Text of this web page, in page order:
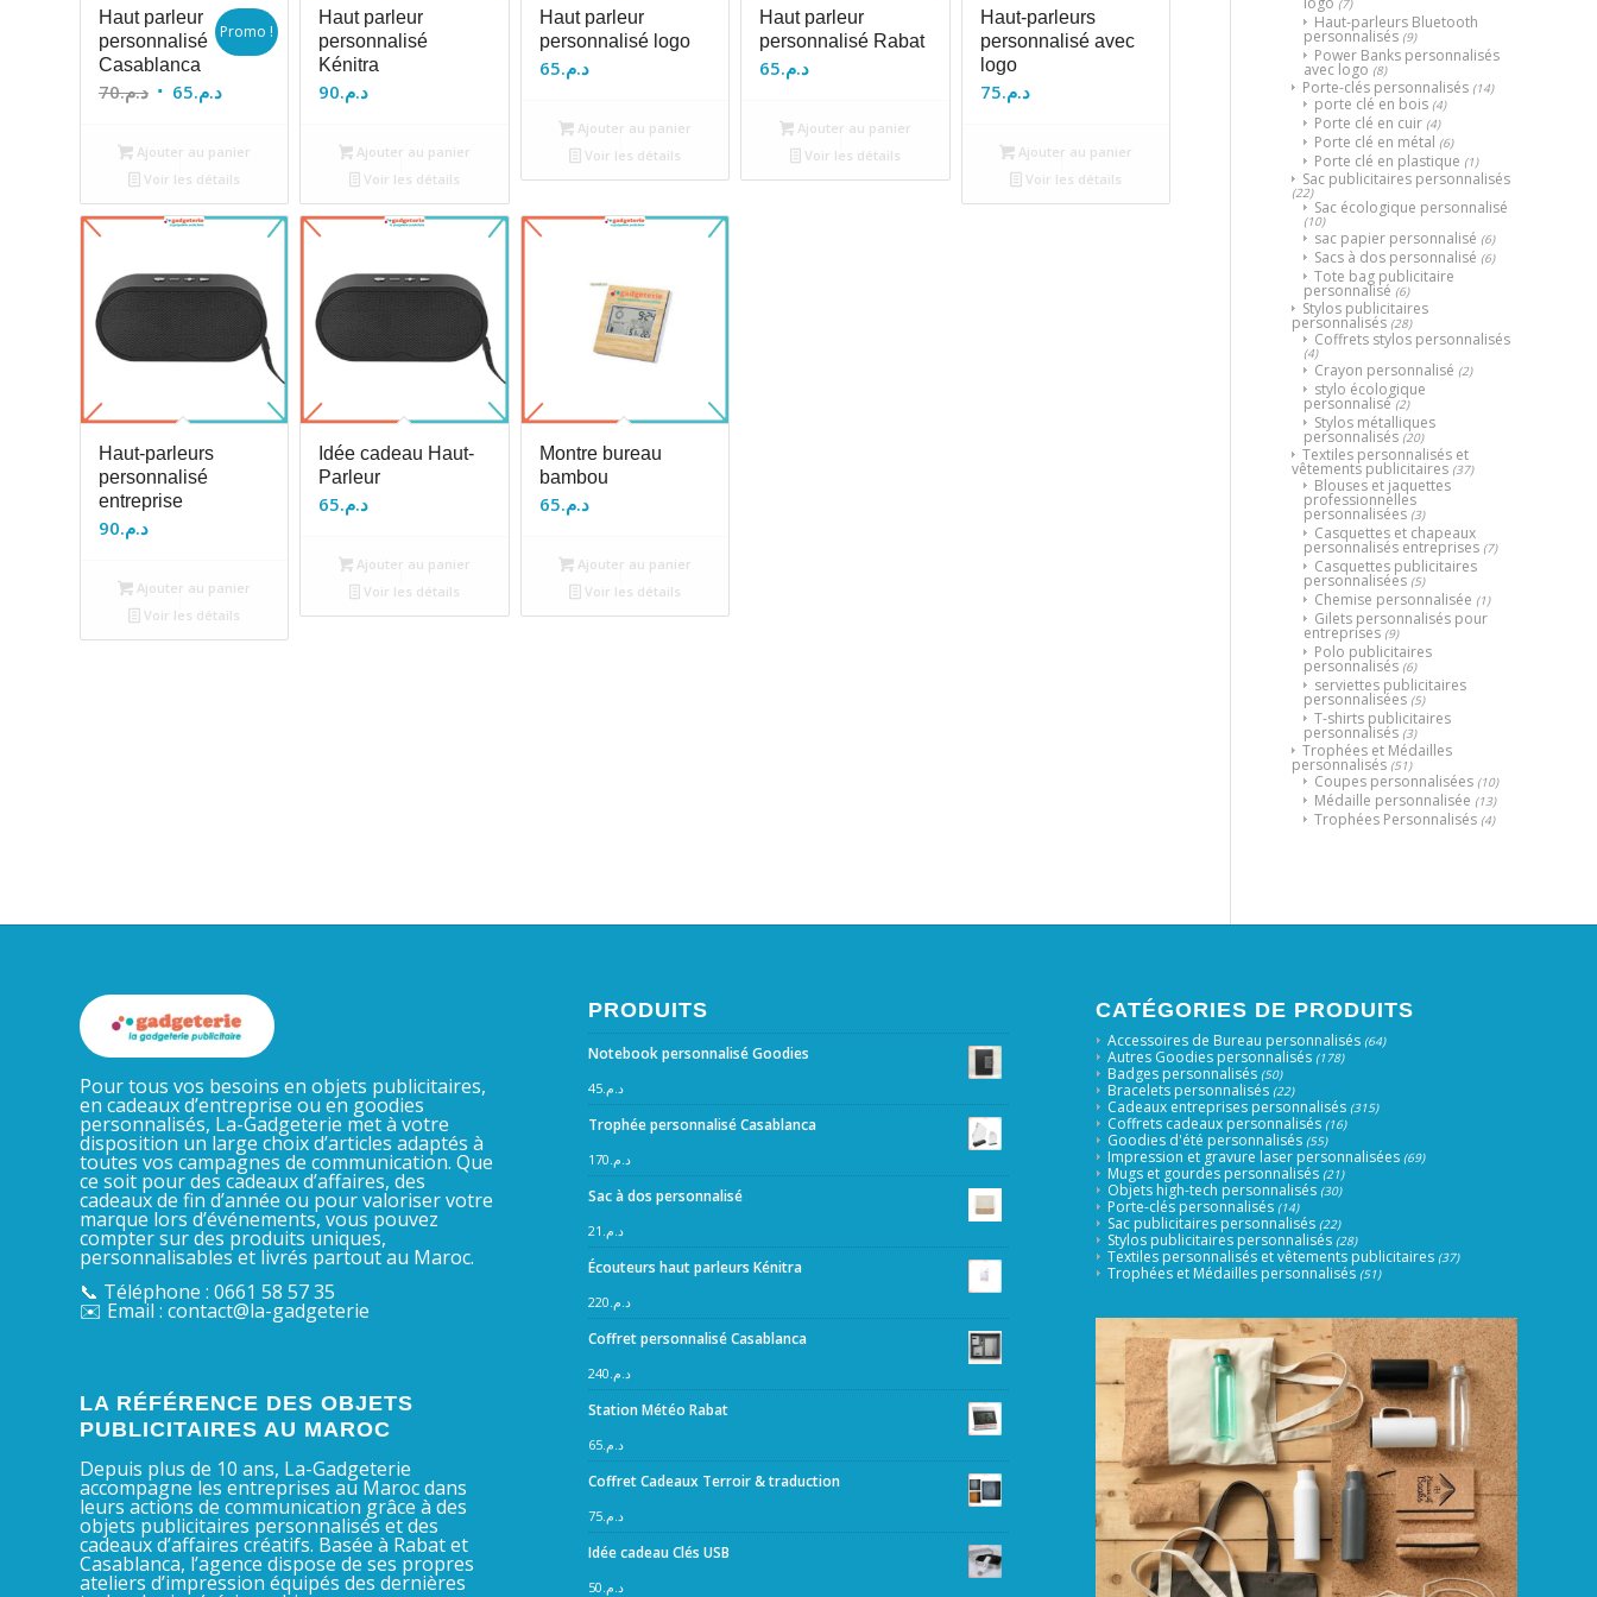
Haut parleur
personnalisé
Casablanca
د.م.70
Le
initial
était :
د.م.70.
د.م.65
Le
actuel
est :
د.م.65.
Promo !
Ajouter au panier
Voir les détails
Haut parleur
personnalisé
Kénitra
د.م.90
Ajouter au panier
Voir les détails
Haut parleur
personnalisé logo
د.م.65
Ajouter au panier
Voir les détails
Haut parleur
personnalisé Rabat
د.م.65
Ajouter au panier
Voir les détails
Haut-parleurs
personnalisé avec
logo
د.م.75
Ajouter au panier
Voir les détails
Haut-parleurs
personnalisé
entreprise
د.م.90
Ajouter au panier
Voir les détails
Idée cadeau Haut-
Parleur
د.م.65
Ajouter au panier
Voir les détails
Montre bureau
bambou
د.م.65
Ajouter au panier
Voir les détails
Haut-parleurs Bluetooth
personnalisés (9)
Power Banks personnalisés
avec logo (8)
Porte-clés personnalisés (14)
porte clé en bois (4)
Porte clé en cuir (4)
Porte clé en métal (6)
Porte clé en plastique (1)
Sac publicitaires personnalisés
(22)
Sac écologique personnalisé
(10)
sac papier personnalisé (6)
Sacs à dos personnalisé (6)
Tote bag publicitaire
personnalisé (6)
Stylos publicitaires
personnalisés (28)
Coffrets stylos personnalisés
(4)
Crayon personnalisé (2)
stylo écologique
personnalisé (2)
Stylos métalliques
personnalisés (20)
Textiles personnalisés et
vêtements publicitaires (37)
Blouses et jaquettes
professionnelles
personnalisées (3)
Casquettes et chapeaux
personnalisés entreprises (7)
Casquettes publicitaires
personnalisées (5)
Chemise personnalisée (1)
Gilets personnalisés pour
entreprises (9)
Polo publicitaires
personnalisés (6)
serviettes publicitaires
personnalisées (5)
T-shirts publicitaires
personnalisés (3)
Trophées et Médailles
personnalisés (51)
Coupes personnalisées (10)
Médaille personnalisée (13)
Trophées Personnalisés (4)
Pour tous vos besoins en objets publicitaires,
en cadeaux d’entreprise ou en goodies
personnalisés, La-Gadgeterie met à votre
disposition un large choix d’articles adaptés à
toutes vos campagnes de communication. Que
ce soit pour des cadeaux d’affaires, des
cadeaux de fin d’année ou pour valoriser votre
marque lors d’événements, vous pouvez
compter sur des produits uniques,
personnalisables et livrés partout au Maroc.
📞 Téléphone : 0661 58 57 35
✉️ Email : contact@la-gadgeterie
LA RÉFÉRENCE DES OBJETS
PUBLICITAIRES AU MAROC
Depuis plus de 10 ans, La-Gadgeterie
accompagne les entreprises au Maroc dans
leurs actions de communication grâce à des
objets publicitaires personnalisés et des
cadeaux d’affaires créatifs. Basée à Rabat et
Casablanca, l’agence dispose de ses propres
ateliers d’impression équipés des dernières
PRODUITS
Notebook personnalisé Goodies
د.م.45
Trophée personnalisé Casablanca
د.م. 170
Sac à dos personnalisé
د.م. 21
Écouteurs haut parleurs Kénitra
د.م. 220
Coffret personnalisé Casablanca
د.م. 240
Station Météo Rabat
د.م.65
Coffret Cadeaux Terroir & traduction
د.م.75
Idée cadeau Clés USB
د.م. 50
CATÉGORIES DE PRODUITS
Accessoires de Bureau personnalisés (64)
Autres Goodies personnalisés (178)
Badges personnalisés (50)
Bracelets personnalisés (22)
Cadeaux entreprises personnalisés (315)
Coffrets cadeaux personnalisés (16)
Goodies d'été personnalisés (55)
Impression et gravure laser personnalisées (69)
Mugs et gourdes personnalisés (21)
Objets high-tech personnalisés (30)
Porte-clés personnalisés (14)
Sac publicitaires personnalisés (22)
Stylos publicitaires personnalisés (28)
Textiles personnalisés et vêtements publicitaires (37)
Trophées et Médailles personnalisés (51)